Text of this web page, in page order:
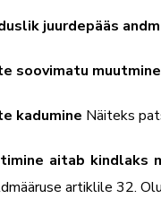
juurdepääs
soovimatu muutmine
kadumine Näiteks
aitab kindlaks
artiklile 32.